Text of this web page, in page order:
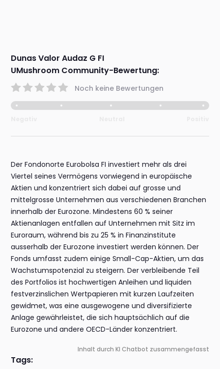
Dunas Valor Audaz G FI
UMushroom Community-Bewertung:
Noch keine Bewertungen
Der Fondonorte Eurobolsa FI investiert mehr als drei
Viertel seines Vermögens vorwiegend in europäische
Aktien und konzentriert sich dabei auf grosse und
mittelgrosse Unternehmen aus verschiedenen Branchen
innerhalb der Eurozone. Mindestens 60 % seiner
Aktienanlagen entfallen auf Unternehmen mit Sitz im
Euroraum, während bis zu 25 % in Finanzinstitute
ausserhalb der Eurozone investiert werden können. Der
Fonds umfasst zudem einige Small-Cap-Aktien, um das
Wachstumspotenzial zu steigern. Der verbleibende Teil
des Portfolios ist hochwertigen Anleihen und liquiden
festverzinslichen Wertpapieren mit kurzen Laufzeiten
gewidmet, was eine ausgewogene und diversifizierte
Anlage gewährleistet, die sich hauptsächlich auf die
Eurozone und andere OECD-Länder konzentriert.
Inhalt durch KI Chatbot zusammengefasst
Tags: